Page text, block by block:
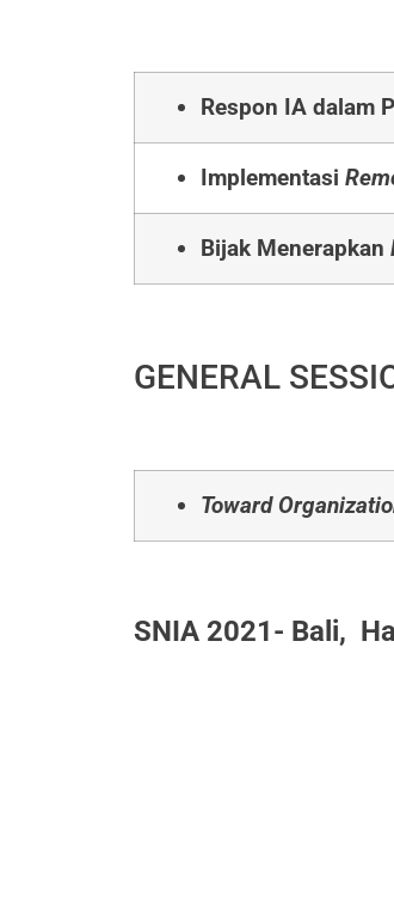
Respon IA dalam
Implementasi
Bijak Menerapkan
GENERAL
Toward
SNIA 2021- Bali,